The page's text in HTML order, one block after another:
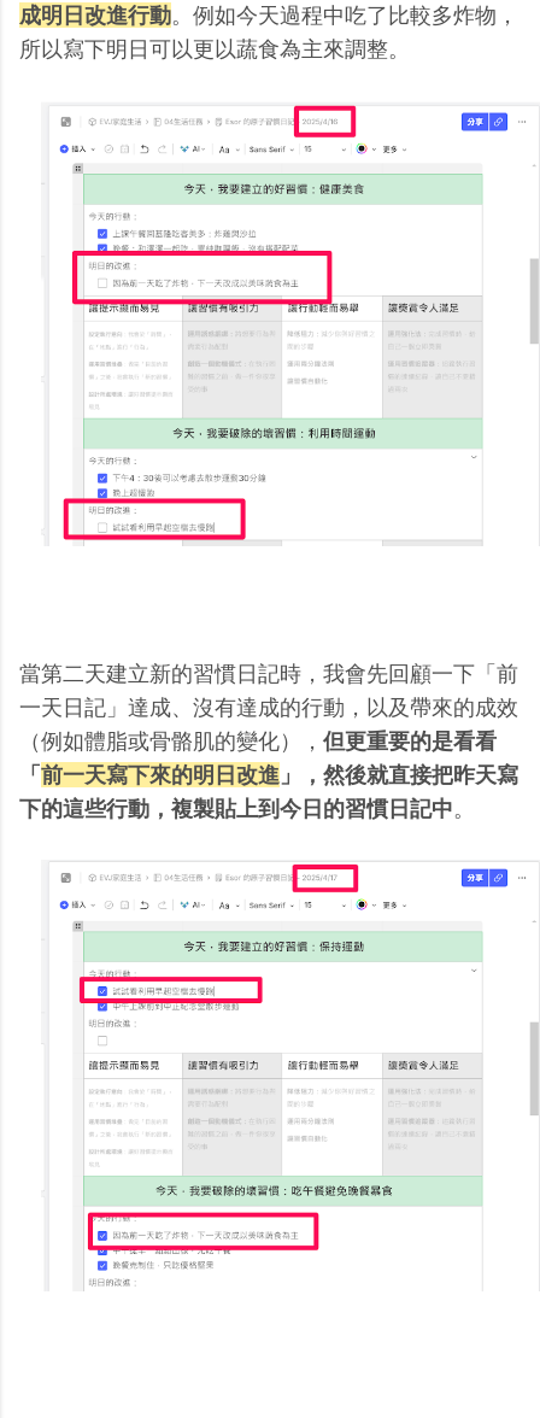
成明日改進行動。例如今天過程中吃了比較多炸物，
所以寫下明日可以更以蔬食為主來調整。
當第二天建立新的習慣日記時，我會先回顧一下「前
一天日記」達成、沒有達成的行動，以及帶來的成效
（例如體脂或骨骼肌的變化）， 但更重要的是看看
「前一天寫下來的明日改進 」，然後就直接把昨天寫
下的這些行動，複製貼上到今日的習慣日記中。